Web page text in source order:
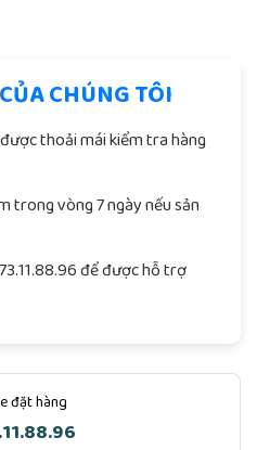
CHÚNG TÔI
thoải mái kiểm tra hàng
trong vòng 7 ngày nếu sản
để được hỗ trợ
đặt hàng